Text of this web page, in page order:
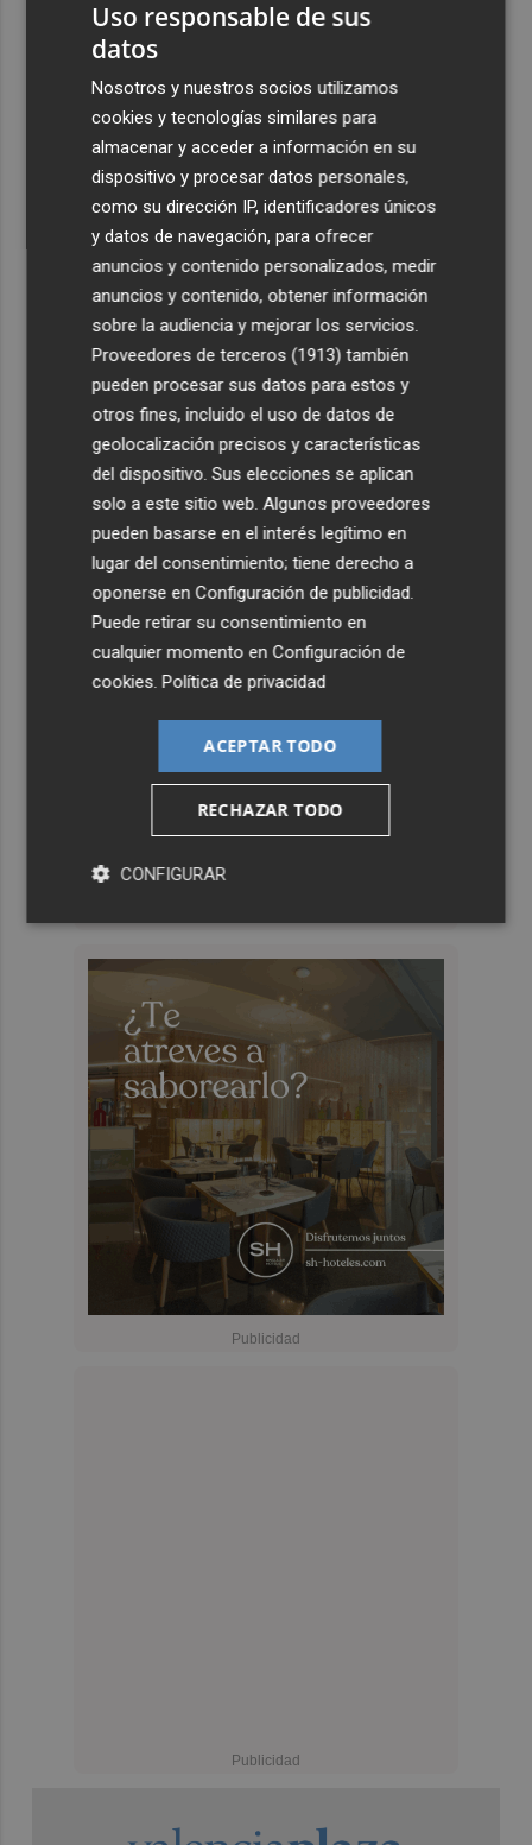
Uso responsable de sus
datos
Nosotros y nuestros socios utilizamos
cookies y tecnologías similares para
almacenar y acceder a información en su
dispositivo y procesar datos personales,
como su dirección IP, identificadores únicos
y datos de navegación, para ofrecer
anuncios y contenido personalizados, medir
anuncios y contenido, obtener información
sobre la audiencia y mejorar los servicios.
Proveedores de terceros (1913) también
pueden procesar sus datos para estos y
otros fines, incluido el uso de datos de
geolocalización precisos y características
del dispositivo. Sus elecciones se aplican
solo a este sitio web. Algunos proveedores
pueden basarse en el interés legítimo en
lugar del consentimiento; tiene derecho a
oponerse enConfiguración de publicidad.
Puede retirar su consentimiento en
cualquier momento enConfiguración de
cookies.Política de privacidad
ACEPTAR TODO
RECHAZAR TODO
CONFIGURAR